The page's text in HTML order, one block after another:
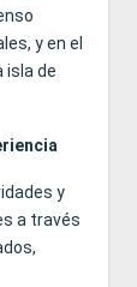
y en el
isla de
y
a través